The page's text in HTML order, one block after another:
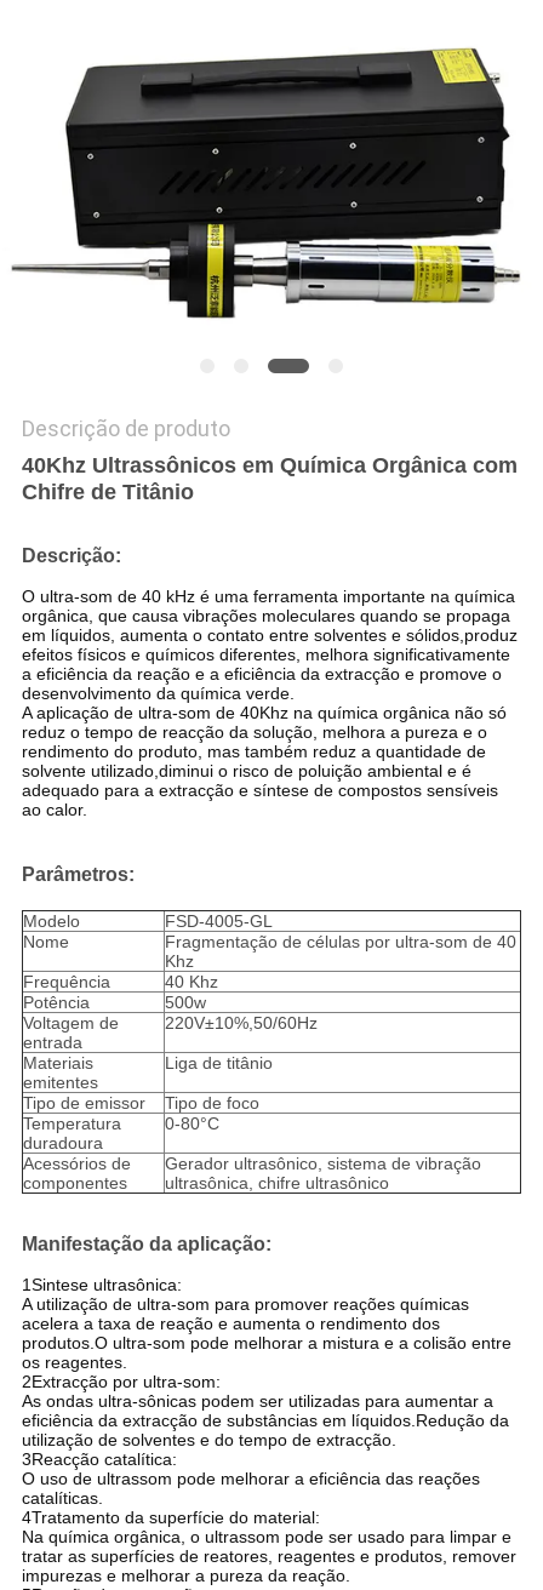
SITE
POLÍTICA
PRIVACIDADE
Descrição de produto
40Khz Ultrassônicos em Química Orgânica com
Chifre de Titânio
Descrição:
O ultra-som de 40 kHz é uma ferramenta importante na química
orgânica, que causa vibrações moleculares quando se propaga
em líquidos, aumenta o contato entre solventes e sólidos,produz
efeitos físicos e químicos diferentes, melhora significativamente
a eficiência da reação e a eficiência da extracção e promove o
desenvolvimento da química verde.
A aplicação de ultra-som de 40Khz na química orgânica não só
reduz o tempo de reacção da solução, melhora a pureza e o
rendimento do produto, mas também reduz a quantidade de
solvente utilizado,diminui o risco de poluição ambiental e é
adequado para a extracção e síntese de compostos sensíveis
ao calor.
Parâmetros:
Modelo
FSD-4005-GL
Nome
Fragmentação de células por ultra-som de 40
Khz
Frequência
40 Khz
Potência
500w
Voltagem de
entrada
220V±10%,50/60Hz
Materiais
emitentes
Liga de titânio
Tipo de emissor
Tipo de foco
Temperatura
duradoura
0-80°C
Acessórios de
componentes
Gerador ultrasônico, sistema de vibração
ultrasônica, chifre ultrasônico
Manifestação da aplicação:
1Sintese ultrasônica:
A utilização de ultra-som para promover reações químicas
acelera a taxa de reação e aumenta o rendimento dos
produtos.O ultra-som pode melhorar a mistura e a colisão entre
os reagentes.
2Extracção por ultra-som:
As ondas ultra-sônicas podem ser utilizadas para aumentar a
eficiência da extracção de substâncias em líquidos.Redução da
utilização de solventes e do tempo de extracção.
3Reacção catalítica:
O uso de ultrassom pode melhorar a eficiência das reações
catalíticas.
4Tratamento da superfície do material:
Na química orgânica, o ultrassom pode ser usado para limpar e
tratar as superfícies de reatores, reagentes e produtos, remover
impurezas e melhorar a pureza da reação.